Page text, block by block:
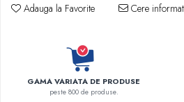
Accesorii vase
Console tavan sali operatie
Lavoare apa sterila
Lavoare chirurgicale
Adauga la Favorite Cere
GAMA VARIATA DE PRODUSE
peste 800 de produse.